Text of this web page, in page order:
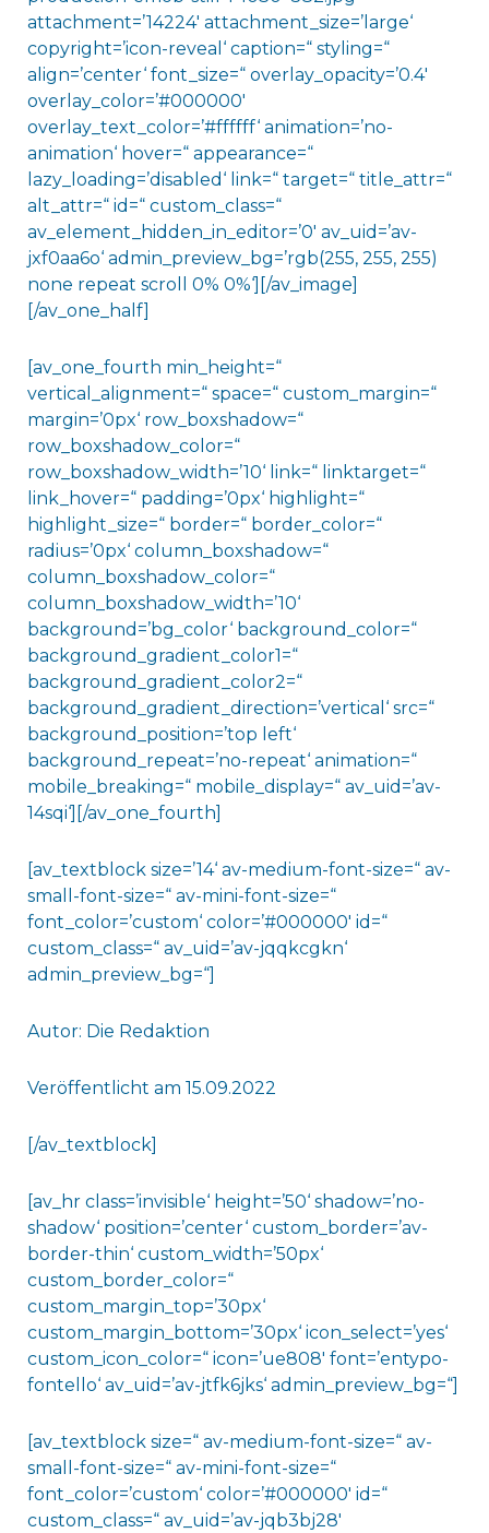
attachment=’14224′ attachment_size=’large‘
copyright=’icon-reveal‘ caption=“ styling=“
align=’center‘ font_size=“ overlay_opacity=’0.4′
overlay_color=’#000000′
overlay_text_color=’#ffffff‘ animation=’no-
animation‘ hover=“ appearance=“
lazy_loading=’disabled‘ link=“ target=“ title_attr=“
alt_attr=“ id=“ custom_class=“
av_element_hidden_in_editor=’0′ av_uid=’av-
jxf0aa6o‘ admin_preview_bg=’rgb(255, 255, 255)
none repeat scroll 0% 0%‘][/av_image]
[/av_one_half]
[av_one_fourth min_height=“
vertical_alignment=“ space=“ custom_margin=“
margin=’0px‘ row_boxshadow=“
row_boxshadow_color=“
row_boxshadow_width=’10‘ link=“ linktarget=“
link_hover=“ padding=’0px‘ highlight=“
highlight_size=“ border=“ border_color=“
radius=’0px‘ column_boxshadow=“
column_boxshadow_color=“
column_boxshadow_width=’10‘
background=’bg_color‘ background_color=“
background_gradient_color1=“
background_gradient_color2=“
background_gradient_direction=’vertical‘ src=“
background_position=’top left‘
background_repeat=’no-repeat‘ animation=“
mobile_breaking=“ mobile_display=“ av_uid=’av-
14sqi‘][/av_one_fourth]
[av_textblock size=’14‘ av-medium-font-size=“ av-
small-font-size=“ av-mini-font-size=“
font_color=’custom‘ color=’#000000′ id=“
custom_class=“ av_uid=’av-jqqkcgkn‘
admin_preview_bg=“]
Autor: Die Redaktion
Veröffentlicht am 15.09.2022
[/av_textblock]
[av_hr class=’invisible‘ height=’50‘ shadow=’no-
shadow‘ position=’center‘ custom_border=’av-
border-thin‘ custom_width=’50px‘
custom_border_color=“
custom_margin_top=’30px‘
custom_margin_bottom=’30px‘ icon_select=’yes‘
custom_icon_color=“ icon=’ue808′ font=’entypo-
fontello‘ av_uid=’av-jtfk6jks‘ admin_preview_bg=“]
[av_textblock size=“ av-medium-font-size=“ av-
small-font-size=“ av-mini-font-size=“
font_color=’custom‘ color=’#000000′ id=“
custom_class=“ av_uid=’av-jqb3bj28′